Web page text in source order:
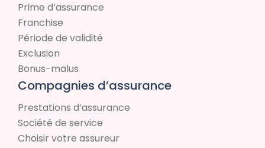
Prime d’assurance
Franchise
Période de validité
Exclusion
Bonus-malus
Compagnies d’assurance
Prestations d’assurance
Société de service
Choisir votre assureur